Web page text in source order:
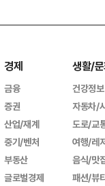
경제
금융
증권
산업/재계
중기/벤처
부동산
글로벌경제
생활/
건강정보
자동차/
도로/교
여행/레
음식/맛
패션/뷰